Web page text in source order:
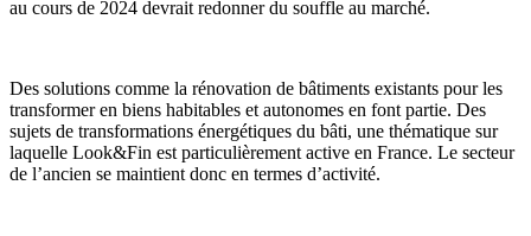
au cours de 2024 devrait redonner du souffle au marché.
Des solutions comme la rénovation de bâtiments existants pour les
transformer en biens habitables et autonomes en font partie. Des
sujets de transformations énergétiques du bâti, une thématique sur
laquelle Look&Fin est particulièrement active en France. Le secteur
de l’ancien se maintient donc en termes d’activité.